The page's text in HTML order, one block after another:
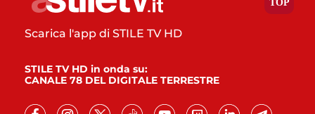
Scarica l'app di STILE TV HD
STILE TV HD in onda su:
CANALE 78 DEL DIGITALE TERRESTRE